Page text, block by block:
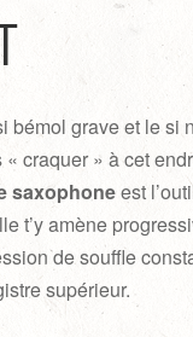
bémol grave et le si
craquer » à cet
saxophoneest
t’y amène
de souffle
supérieur.